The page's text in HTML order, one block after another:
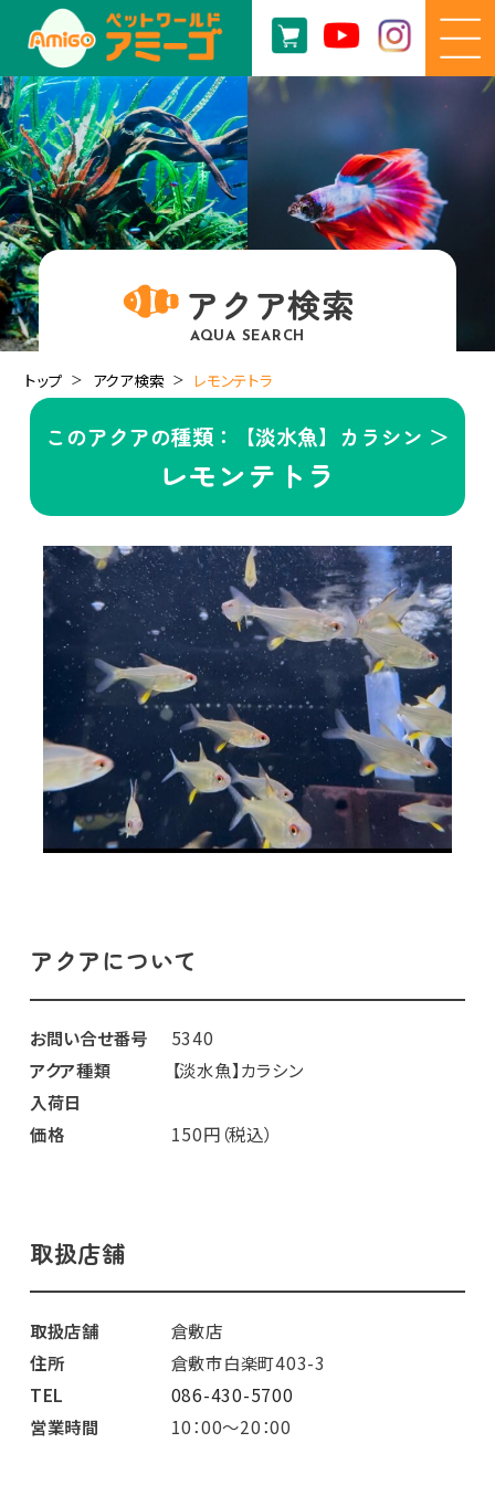
アクア検索
AQUA SEARCH
トップ アクア検索 レモンテトラ
このアクアの種類：【淡水魚】カラシン ＞
レモンテトラ
アクアについて
お問い合せ番号
5340
アクア種類
【淡水魚】カラシン
入荷日
価格
150円（税込）
取扱店舗
取扱店舗
倉敷店
住所
倉敷市白楽町403-3
TEL
086-430-5700
営業時間
10：00～20：00